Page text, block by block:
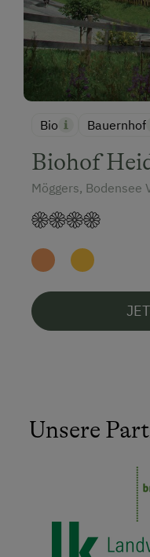
Bio Bauernhof
Biohof
Möggers, Bodensee
Unsere